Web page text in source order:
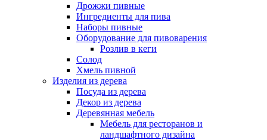
Дрожжи пивные
Ингредиенты для пива
Наборы пивные
Оборудование для пивоварения
Розлив в кеги
Солод
Хмель пивной
Изделия из дерева
Посуда из дерева
Декор из дерева
Деревянная мебель
Мебель для ресторанов и
ландшафтного дизайна